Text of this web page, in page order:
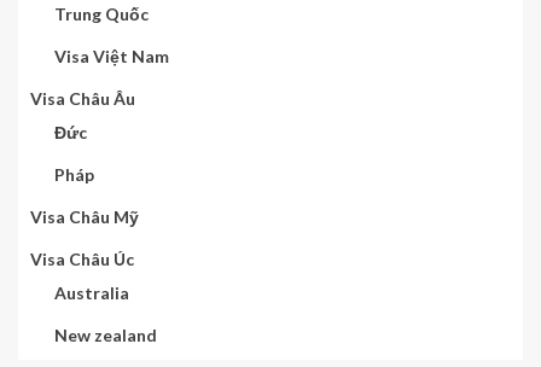
Trung Quốc
Visa Việt Nam
Visa Châu Âu
Đức
Pháp
Visa Châu Mỹ
Visa Châu Úc
Australia
New zealand